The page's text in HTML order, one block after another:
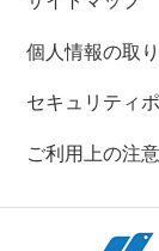
個人情報の取
セキュリティ
ご利用上の注意